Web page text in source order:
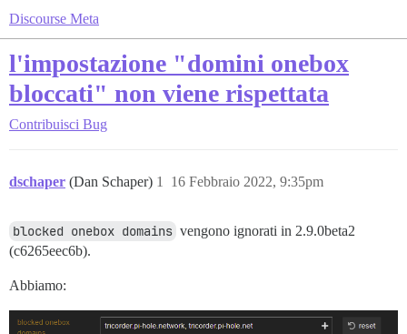
Discourse Meta
l'impostazione "domini onebox
bloccati" non viene rispettata
Contribuisci Bug
dschaper (Dan Schaper) 16 Febbraio 2022, 9:35pm
1
blocked onebox domains vengono ignorati in 2.9.0beta2
(c6265eec6b).
Abbiamo: